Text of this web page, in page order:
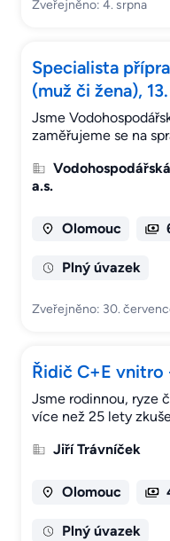
Zveřejněno: 4. srpna
Specialista
(muž či žena),
Jsme
zaměřujeme se na
a.s.
Olomouc
Plný úvazek
Zveřejněno: 30.
Řidič C+E vnitro
Jsme rodinnou, ryze
více než 25 lety
Jiří Trávníček
Olomouc
Plný úvazek